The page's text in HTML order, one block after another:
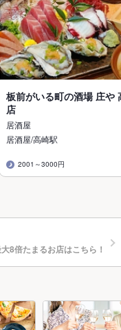
板前がいる町の酒場 庄や
店
居酒屋
居酒屋/高崎駅
2001～3000円
8倍たまるお店はこちら！